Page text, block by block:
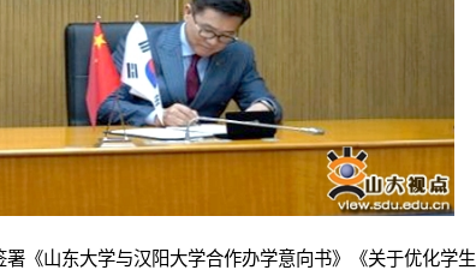
《山东大学与汉阳大学合作办学意向书》《关于优化学生